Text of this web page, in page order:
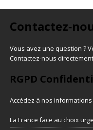
Contactez-
Vous avez une question ?
Contactez-nous
RGPD
Accédez à nos informations
La France face au choix